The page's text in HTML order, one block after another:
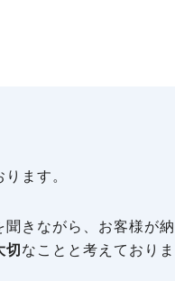
ます。
きながら、お客様が
切 なことと考えており